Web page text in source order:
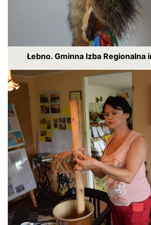
Łebno. Gminna Izba Regionalna